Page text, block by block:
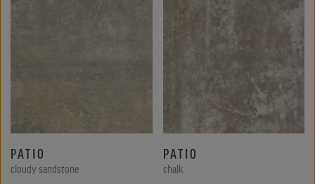
PATIO
cloudy sandstone
PATIO
chalk